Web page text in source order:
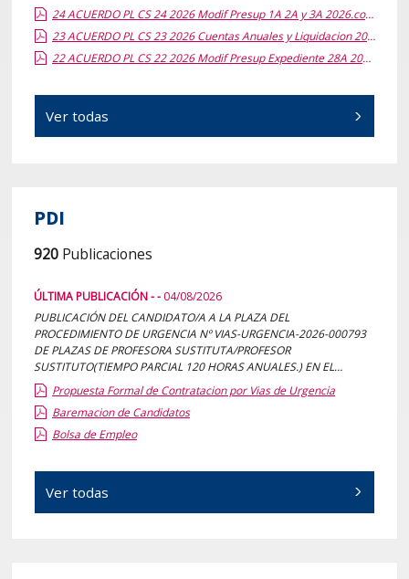
24 ACUERDO PL CS 24 2026 Modif Presup 1A 2A y 3A 2026.compl.report.pdf.pdf
23 ACUERDO PL CS 23 2026 Cuentas Anuales y Liquidacion 2025.compl.report.pdf.pdf
22 ACUERDO PL CS 22 2026 Modif Presup Expediente 28A 2025.compl.report.pdf.pdf
Ver todas
PDI
920 Publicaciones
ÚLTIMA PUBLICACIÓN - - 04/08/2026
PUBLICACIÓN DEL CANDIDATO/A A LA PLAZA DEL
PROCEDIMIENTO DE URGENCIA Nº VIAS-URGENCIA-2026-000793
DE PLAZAS DE PROFESORA SUSTITUTA/PROFESOR
SUSTITUTO(TIEMPO PARCIAL 120 HORAS ANUALES.) EN EL
DEPARTAMENTO ECONOMÍA APLICADA, ÁREA ECONOMIA
APLICADA, DEL CENTRO FAC COMERCIO Y RELACIONES
LABORALES-S VA.
Propuesta Formal de Contratacion por Vias de Urgencia
Baremacion de Candidatos
Bolsa de Empleo
Ver todas